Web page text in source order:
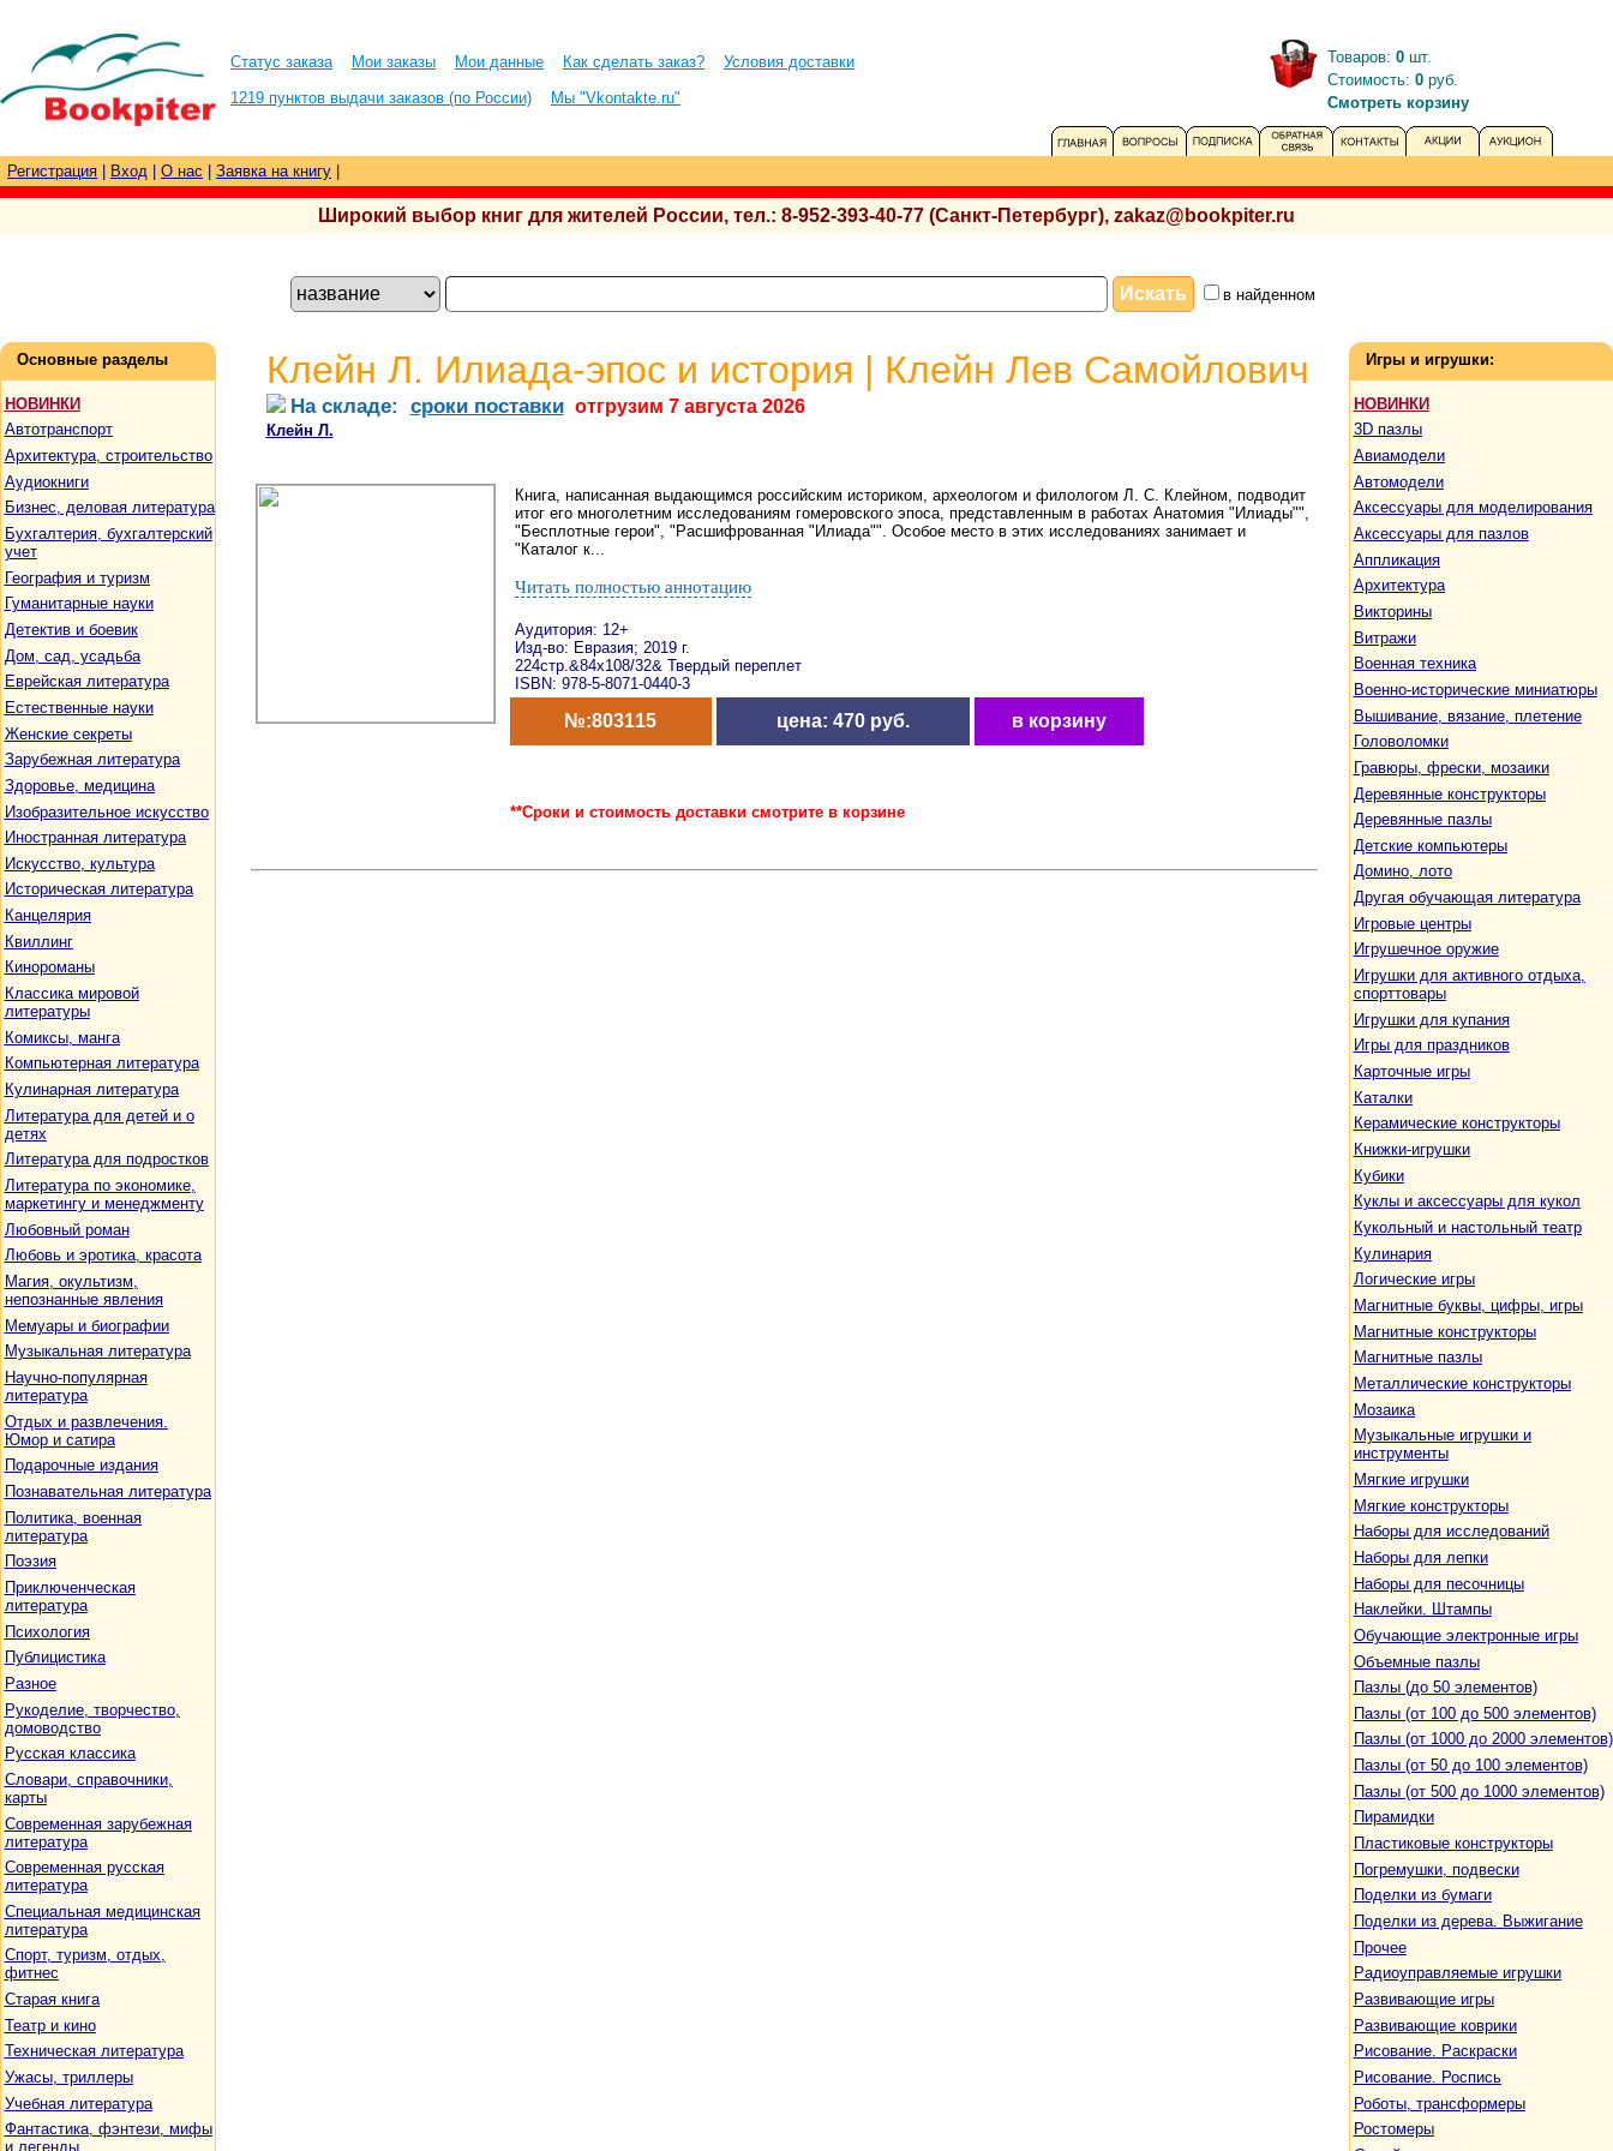
Статус заказа Мои заказы Мои данные Как сделать заказ?
Условия доставки
1219 пунктов выдачи заказов (по России)
Мы "Vkontakte.ru"
Товаров: 0 шт.
Стоимость: 0 руб.
Смотреть корзину
Регистрация Вход О нас Заявка на книгу
Широкий выбор книг для жителей России, тел.: 8-952-393-40-77 (Санкт-Петербург), zakaz@bookpiter.ru
в найденном
Основные разделы
НОВИНКИ
Автотранспорт
Архитектура, строительство
Аудиокниги
Бизнес, деловая литература
Бухгалтерия, бухгалтерский
учет
География и туризм
Гуманитарные науки
Детектив и боевик
Дом, сад, усадьба
Еврейская литература
Естественные науки
Женские секреты
Зарубежная литература
Здоровье, медицина
Изобразительное искусство
Иностранная литература
Искусство, культура
Историческая литература
Канцелярия
Квиллинг
Кинороманы
Классика мировой
литературы
Комиксы, манга
Компьютерная литература
Кулинарная литература
Литература для детей и о
детях
Литература для подростков
Литература по экономике,
маркетингу и менеджменту
Любовный роман
Любовь и эротика, красота
Магия, окультизм,
непознанные явления
Мемуары и биографии
Музыкальная литература
Научно-популярная
литература
Отдых и развлечения.
Юмор и сатира
Подарочные издания
Познавательная литература
Политика, военная
литература
Поэзия
Приключенческая
литература
Психология
Публицистика
Разное
Рукоделие, творчество,
домоводство
Русская классика
Словари, справочники,
карты
Современная зарубежная
литература
Современная русская
литература
Специальная медицинская
литература
Спорт, туризм, отдых,
фитнес
Старая книга
Театр и кино
Техническая литература
Ужасы, триллеры
Учебная литература
Фантастика, фэнтези, мифы
и легенды
Клейн Л. Илиада-эпос и история | Клейн Лев Самойлович
На складе: сроки поставки отгрузим 7 августа 2026
Клейн Л.
Книга, написанная выдающимся российским историком, археологом и филологом Л. С. Клейном, подводит
итог его многолетним исследованиям гомеровского эпоса, представленным в работах Анатомия "Илиады"",
"Бесплотные герои", "Расшифрованная "Илиада"". Особое место в этих исследованиях занимает и
"Каталог к...
Читать полностью аннотацию
Аудитория: 12+
Изд-во: Евразия; 2019 г.
224стр.&84x108/32& Твердый переплет
ISBN: 978-5-8071-0440-3
№:803115 цена: 470 руб. в корзину
**Сроки и стоимость доставки смотрите в корзине
Игры и игрушки:
НОВИНКИ
3D пазлы
Авиамодели
Автомодели
Аксессуары для моделирования
Аксессуары для пазлов
Аппликация
Архитектура
Викторины
Витражи
Военная техника
Военно-исторические миниатюры
Вышивание, вязание, плетение
Головоломки
Гравюры, фрески, мозаики
Деревянные конструкторы
Деревянные пазлы
Детские компьютеры
Домино, лото
Другая обучающая литература
Игровые центры
Игрушечное оружие
Игрушки для активного отдыха,
спорттовары
Игрушки для купания
Игры для праздников
Карточные игры
Каталки
Керамические конструкторы
Книжки-игрушки
Кубики
Куклы и аксессуары для кукол
Кукольный и настольный театр
Кулинария
Логические игры
Магнитные буквы, цифры, игры
Магнитные конструкторы
Магнитные пазлы
Металлические конструкторы
Мозаика
Музыкальные игрушки и
инструменты
Мягкие игрушки
Мягкие конструкторы
Наборы для исследований
Наборы для лепки
Наборы для песочницы
Наклейки. Штампы
Обучающие электронные игры
Объемные пазлы
Пазлы (до 50 элементов)
Пазлы (от 100 до 500 элементов)
Пазлы (от 1000 до 2000 элементов)
Пазлы (от 50 до 100 элементов)
Пазлы (от 500 до 1000 элементов)
Пирамидки
Пластиковые конструкторы
Погремушки, подвески
Поделки из бумаги
Поделки из дерева. Выжигание
Прочее
Радиоуправляемые игрушки
Развивающие игры
Развивающие коврики
Рисование. Раскраски
Рисование. Роспись
Роботы, трансформеры
Ростомеры